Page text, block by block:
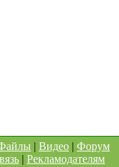
| Видео | Форум
| Рекламодателям